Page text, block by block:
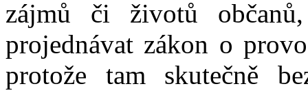
zájmů či životů
projednávat zákon o
protože tam skutečně